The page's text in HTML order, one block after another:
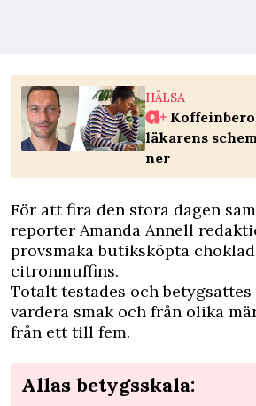
HÄLSA
läkarens
ner
För att fira den stora dagen
reporter Amanda Annell
provsmaka butiksköpta
citronmuffins.
Totalt testades och
vardera smak och från olika
från ett till fem.
Allas betygsskala: